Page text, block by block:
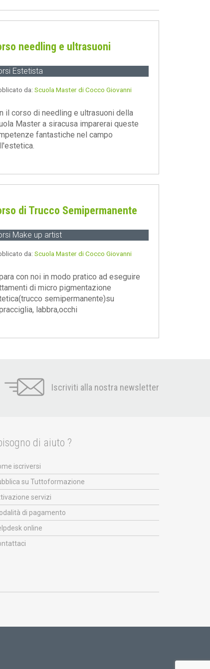
needling e ultrasuoni
Estetista
da: Scuola Master di Cocco Giovanni
il corso di needling e ultrasuoni della
Master a siracusa imparerai queste
fantastiche nel campo
di Trucco Semipermanente
Make up artist
da: Scuola Master di Cocco Giovanni
con noi in modo pratico ad eseguire
di micro pigmentazione
semipermanente)su
labbra,occhi
Iscriviti alla nostra newsletter
di aiuto ?
iscriversi
su Tuttoformazione
servizi
di pagamento
online